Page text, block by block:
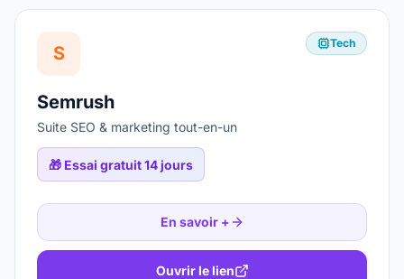
S Tech
Semrush
Suite SEO & marketing tout-en-un
🎁 Essai gratuit 14 jours
En savoir +
Ouvrir le lien